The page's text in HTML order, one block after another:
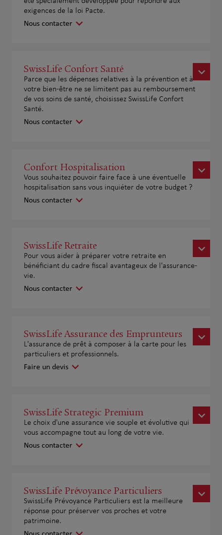
exigences de la loi Pacte.
Nous contacter
SwissLife Confort Santé
Parce que les dépenses relatives à la prévention et à
votre bien-être ne se limitent pas au remboursement
de vos soins de santé, choisissez SwissLife Confort
Santé.
Nous contacter
Confort Hospitalisation
Vous souhaitez pouvoir faire face à une éventuelle
hospitalisation sans vous inquiéter de votre budget ?
Nous contacter
SwissLife Retraite
Pour vous aider à préparer votre retraite en
bénéficiant du cadre fiscal avantageux de l'assurance-
vie.
Nous contacter
SwissLife Assurance des Emprunteurs
L'assurance de prêt à composer à la carte pour les
particuliers et professionnels.
Faire un devis
SwissLife Strategic Premium
Le choix d'une assurance vie souple et évolutive qui
vous accompagne tout au long de votre vie.
Nous contacter
SwissLife Prévoyance Particuliers
SwissLife Prévoyance Particuliers est la meilleure
réponse pour préserver vos proches et votre
patrimoine.